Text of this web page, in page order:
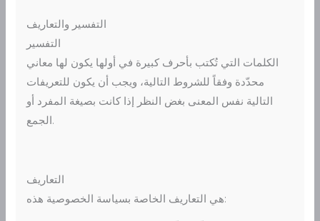
التفسير والتعاريف
التفسير
الكلمات التي تُكتب بأحرف كبيرة في أولها يكون لها معاني
محدّدة وفقاً للشروط التالية، ويجب أن يكون للتعريفات
التالية نفس المعنى بغض النظر إذا كانت بصيغة المفرد أو
الجمع.
التعاريف
هي التعاريف الخاصة بسياسة الخصوصية هذه: